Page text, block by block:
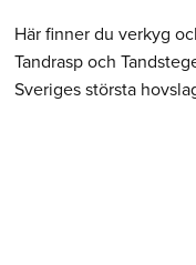
Här finner du verkyg
Tandrasp och
Sveriges största